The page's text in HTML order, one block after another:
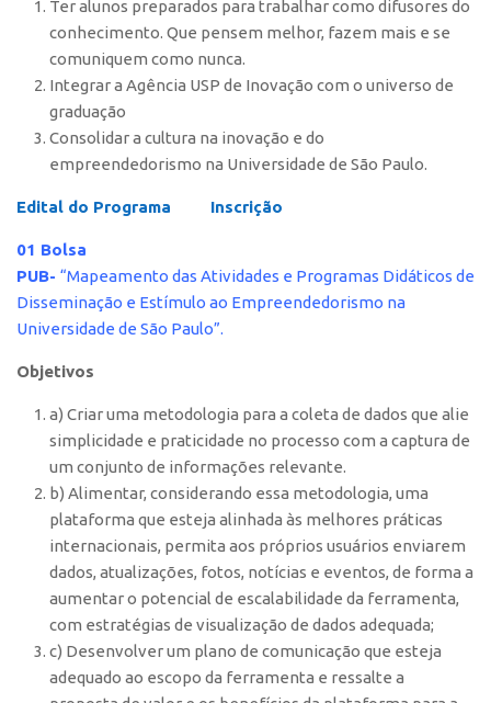
Edição 2025
Edição 2021
Edição 2019
Edição 2017
Inovação em Números
Propriedade Intelectual
Formas de Proteção
Patentes
Marcas
Desenho Industrial
Buscar Anterioridade
Como solicitar
VPI – Vocação para Inovação
Patrimônio Genético
Leis e Normas
Transferência de Tecnologia
Ter alunos preparados para trabalhar como difusores do
conhecimento. Que pensem melhor, fazem mais e se
comuniquem como nunca.
Integrar a Agência USP de Inovação com o universo de
graduação
Consolidar a cultura na inovação e do
empreendedorismo na Universidade de São Paulo.
Edital do Programa Inscrição
01 Bolsa
PUB- “Mapeamento das Atividades e Programas Didáticos de
Disseminação e Estímulo ao Empreendedorismo na
Universidade de São Paulo”.
Objetivos
a) Criar uma metodologia para a coleta de dados que alie
simplicidade e praticidade no processo com a captura de
um conjunto de informações relevante.
b) Alimentar, considerando essa metodologia, uma
plataforma que esteja alinhada às melhores práticas
internacionais, permita aos próprios usuários enviarem
dados, atualizações, fotos, notícias e eventos, de forma a
aumentar o potencial de escalabilidade da ferramenta,
com estratégias de visualização de dados adequada;
c) Desenvolver um plano de comunicação que esteja
adequado ao escopo da ferramenta e ressalte a